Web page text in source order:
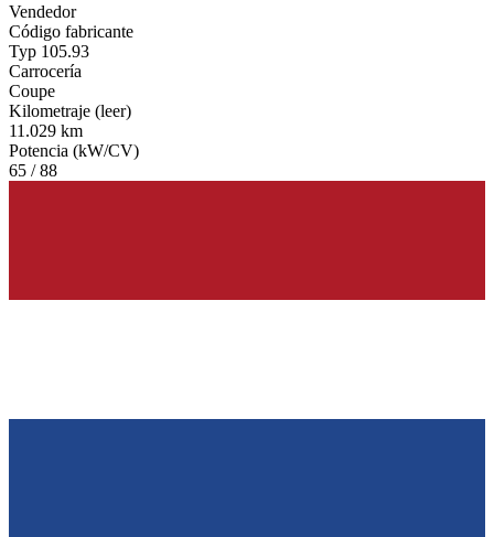
Vendedor
Código fabricante
Typ 105.93
Carrocería
Coupe
Kilometraje (leer)
11.029 km
Potencia (kW/CV)
65 / 88